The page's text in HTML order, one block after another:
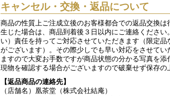
キャンセル・交換・返品について
商品の性質上ご注成立後のお客様都合での返品交換
生じた場合は、商品到着後３日以内にご連絡くださ
い）責任を持ってご対応させていただきます（限定
がございます）。その際少しでも早い対応をさせて
ますので大変お手数ですが商品状態の分かる写真を
現物を確認する場合がございますので破棄せず保存の
【返品商品の連絡先】
（店舗名）凰茶堂（株式会社結庵）